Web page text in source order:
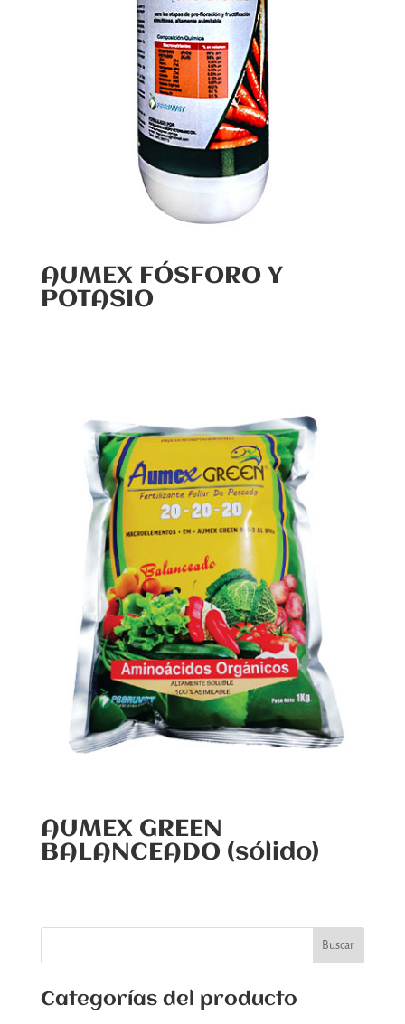
AUMEX FÓSFORO Y
POTASIO
AUMEX GREEN
BALANCEADO (sólido)
Categorías del producto